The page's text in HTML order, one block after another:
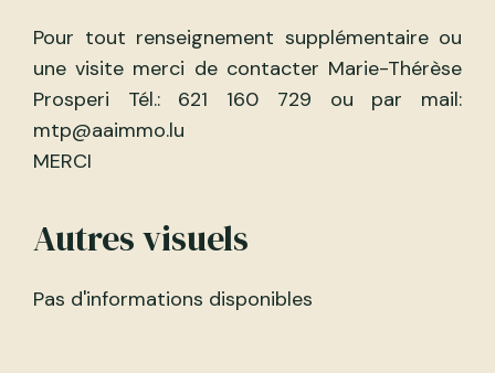
Pour tout renseignement supplémentaire ou
une visite merci de contacter Marie-Thérèse
Prosperi Tél.: 621 160 729 ou par mail:
mtp@aaimmo.lu
MERCI
Autres visuels
Pas d'informations disponibles